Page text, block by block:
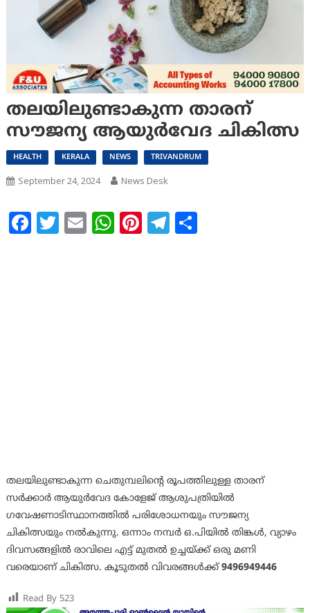
തലയിലുണ്ടാകുന്ന താരന്
സൗജന്യ ആയുർവേദ ചികിത്സ
HEALTH KERALA NEWS TRIVANDRUM
September 24, 2024 News Desk
Facebook
Twitter
EmailWhatsApp
Pinterest
Telegram
Share
തലയിലുണ്ടാകുന്ന ചെതുമ്പലിന്റെ രൂപത്തിലുള്ള താരന്
സർക്കാർ ആയുർവേദ കോളേജ് ആശുപത്രിയിൽ
ഗവേഷണാടിസ്ഥാനത്തിൽ പരിശോധനയും സൗജന്യ
ചികിത്സയും നൽകുന്നു. ഒന്നാം നമ്പർ ഒ.പിയിൽ തിങ്കൾ, വ്യാഴം
ദിവസങ്ങളിൽ രാവിലെ എട്ട് മുതൽ ഉച്ചയ്ക്ക് ഒരു മണി
വരെയാണ് ചികിത്സ. കൂടുതൽ വിവരങ്ങൾക്ക്9496949446
Read By 523